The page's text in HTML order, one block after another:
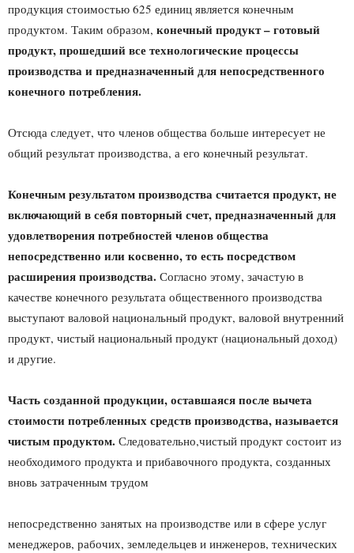
продукция стоимостью 625 единиц является конечным
продуктом. Таким образом, конечный продукт – готовый
продукт, прошедший все технологические процессы
производства и предназначенный для непосредственного
конечного потребления.
Отсюда следует, что членов общества больше интересует не
общий результат производства, а его конечный результат.
Конечным результатом производства считается продукт, не
включающий в себя повторный счет, предназначенный для
удовлетворения потребностей членов общества
непосредственно или косвенно, то есть посредством
расширения производства. Согласно этому, зачастую в
качестве конечного результата общественного производства
выступают валовой национальный продукт, валовой внутренний
продукт, чистый национальный продукт (национальный доход)
и другие.
Часть созданной продукции, оставшаяся после вычета
стоимости потребленных средств производства, называется
чистым продуктом. Следовательно,чистый продукт состоит из
необходимого продукта и прибавочного продукта, созданных
вновь затраченным трудом
непосредственно занятых на производстве или в сфере услуг
менеджеров, рабочих, земледельцев и инженеров, технических